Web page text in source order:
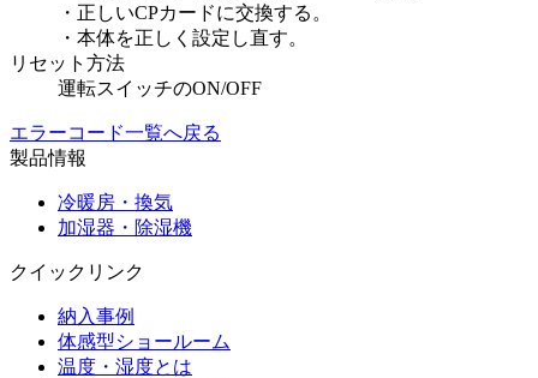
・正しいCPカードに交換する。
・本体を正しく設定し直す。
リセット方法
運転スイッチのON/OFF
エラーコード一覧へ戻る
製品情報
冷暖房・換気
加湿器・除湿機
クイックリンク
納入事例
体感型ショールーム
温度・湿度とは